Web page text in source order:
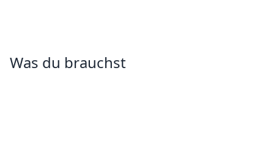
Was du brauchst